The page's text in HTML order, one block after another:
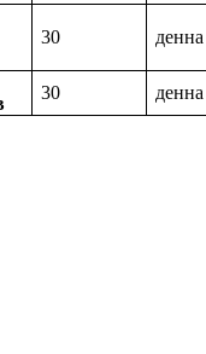
30 денна
30 денна